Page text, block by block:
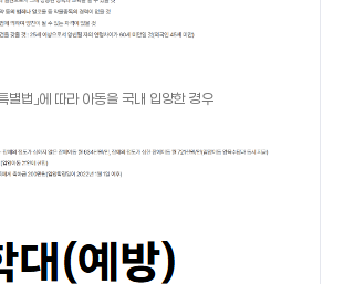
별법」에 따라 아동을 국내 입양한 경우